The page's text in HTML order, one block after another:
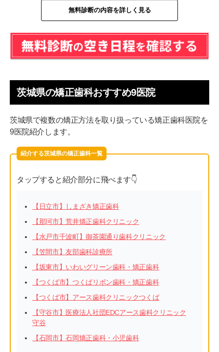
無料診断の内容を詳しく見る
茨城県の矯正歯科おすすめ9医院
茨城県で複数の矯正方法を取り扱っている矯正歯科医院を
9医院紹介します。
紹介する茨城県の矯正歯科一覧
タップすると紹介部分に飛べます👇
【日立市】しまざき矯正歯科
【那珂市】荒井矯正歯科クリニック
【水戸市千波町】御茶園通り歯科クリニック
【笠間市】友部歯科診療所
【坂東市】いわいグリーン歯科・矯正歯科
【つくば市】つくばリボン歯科・矯正歯科
【つくば市】アース歯科クリニックつくば
【守谷市】医療法人社団EDCアース歯科クリニック
守谷
【石岡市】石岡矯正歯科・小児歯科